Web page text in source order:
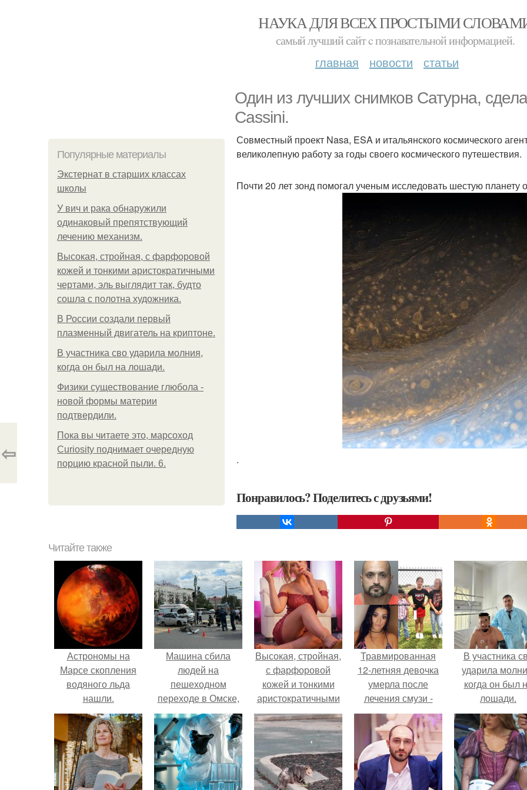
НАУКА ДЛЯ ВСЕХ ПРОСТЫМИ
самый лучший сайт c познавательной информацией.
главная новости статьи
Один из лучших снимков Сатурна,
Cassini.
Популярные материалы
Экстернат в старших классах
школы
У вич и рака обнаружили
одинаковый препятствующий
лечению механизм.
Высокая, стройная, с фарфоровой
кожей и тонкими аристократичными
чертами, эль выглядит так, будто
сошла с полотна художника.
В России создали первый
плазменный двигатель на криптоне.
В участника сво ударила молния,
когда он был на лошади.
Физики существование глюбола -
новой формы материи
подтвердили.
Пока вы читаете это, марсоход
Curiosity поднимает очередную
порцию красной пыли. 6.
Совместный проект Nasa, ESA и итальянского космического
великолепную работу за годы своего космического путешествия.
Почти 20 лет зонд помогал ученым исследовать шестую
.
Понравилось? Поделитесь с друзьями!
⇦
Читайте также
Астрономы на
Марсе скопления
водяного льда
нашли.
Машина сбила
людей на
пешеходном
переходе в Омске,
пострадали 8
человек.
Высокая, стройная,
с фарфоровой
кожей и тонкими
аристократичными
чертами, эль
выглядит так, будто
сошла с полотна
художника.
Травмированная
12-летняя девочка
умерла после
лечения смузи -
диетой в США.
В участника
ударила
когда он был
лошади.